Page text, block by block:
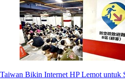
Taiwan Bikin Internet HP Lemot untuk